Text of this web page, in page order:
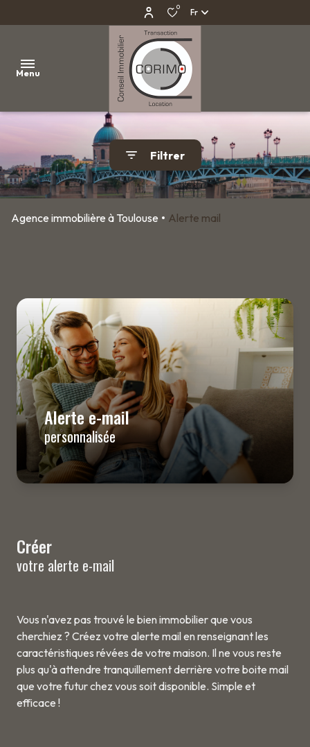
0
Fr
Menu
IMMOBILIÈRE
À
TOULOUSE
VENTES
NEUFS
ESTIMATION
BIENS
VENDUS
ALERTE
E-MAIL
CONTACT
Filtrer
Agence immobilière à Toulouse Alerte mail
Alerte e-mail
personnalisée
Créer
votre alerte e-mail
Vous n'avez pas trouvé le bien immobilier que vous
cherchiez ? Créez votre alerte mail en renseignant les
caractéristiques révées de votre maison. Il ne vous reste
plus qu'à attendre tranquillement derrière votre boite mail
que votre futur chez vous soit disponible. Simple et
efficace !